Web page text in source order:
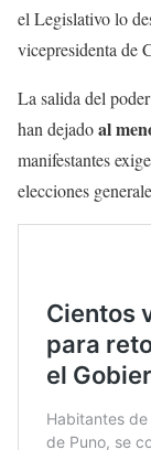
el Legislativo lo
vicepresidenta de
La salida del
han dejadoal
manifestantes
elecciones